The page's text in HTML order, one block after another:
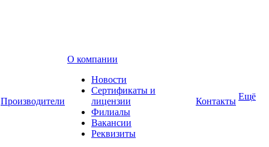
Производители
О компании
Новости
Сертификаты и
лицензии
Филиалы
Вакансии
Реквизиты
Контакты Ещё